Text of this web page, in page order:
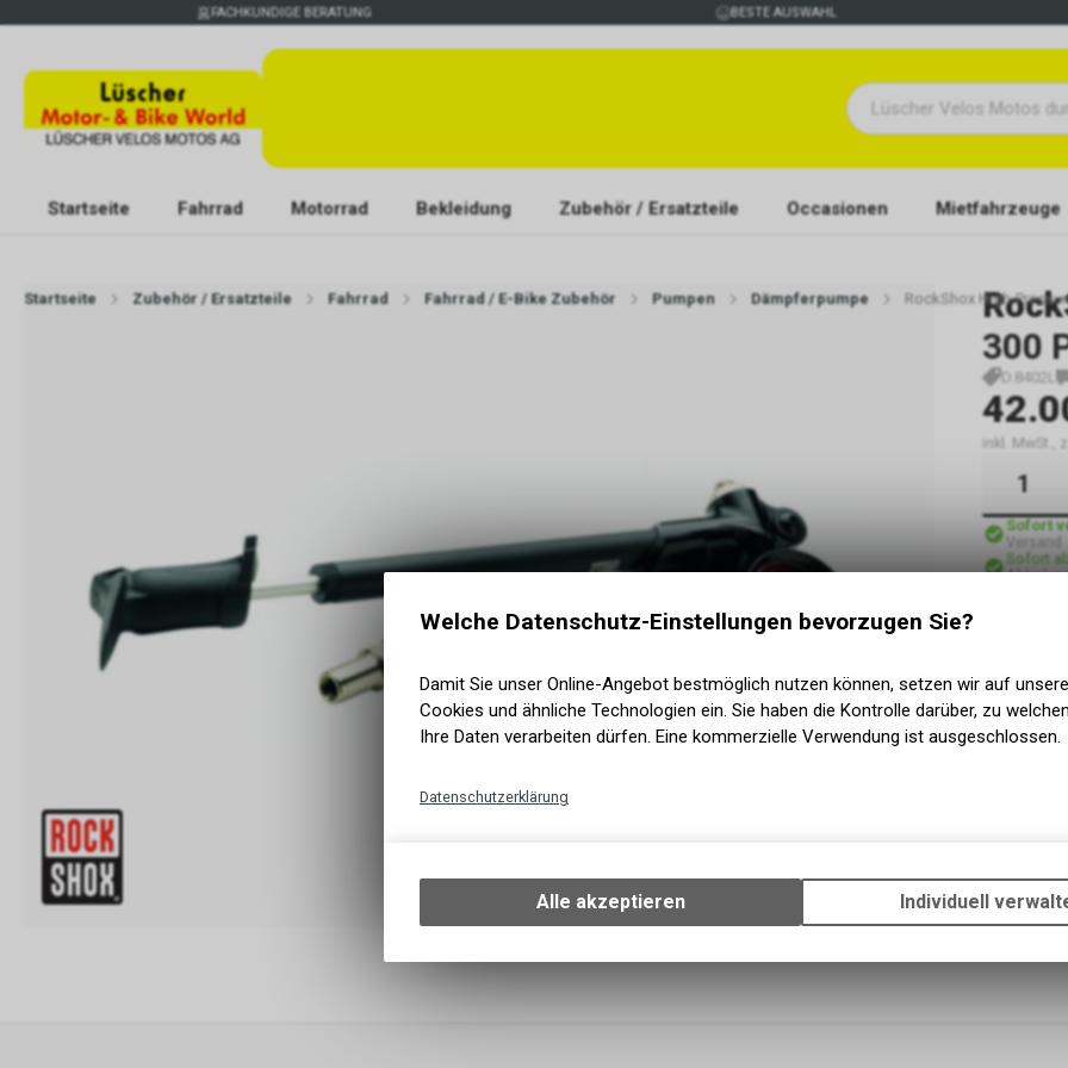
FACHKUNDIGE BERATUNG BESTE AUSWAHL
Startseite Fahrrad Motorrad Bekleidung Zubehör / Ersatzteile Occasionen Mietfahrzeuge
Startseite Zubehör / Ersatzteile Fahrrad Fahrrad / E-Bike Zubehör Pumpen Dämpferpumpe RockShox High-
300
D.8402L
inkl. MwSt.,
Sofort
Versand
Sofort
Welche Datenschutz-Einstellungen bevorzugen Sie?
Damit Sie unser Online-Angebot bestmöglich nutzen können, setzen wir auf
Cookies und ähnliche Technologien ein. Sie haben die Kontrolle darüber, zu
Ihre Daten verarbeiten dürfen. Eine kommerzielle Verwendung ist ausgeschlossen.
Datenschutzerklärung
Ihrem Gerät, um die grundlegenden Funktionen unseres Online-
Verwendung des Warenkorbs, zu ermöglichen. Bitte beachten Sie,
zulassen.
Alle akzeptieren Individuell